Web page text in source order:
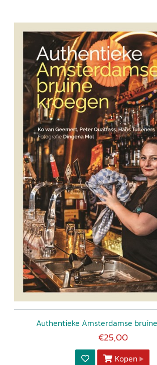
Authentieke Amsterdamse
€25,00
Kopen